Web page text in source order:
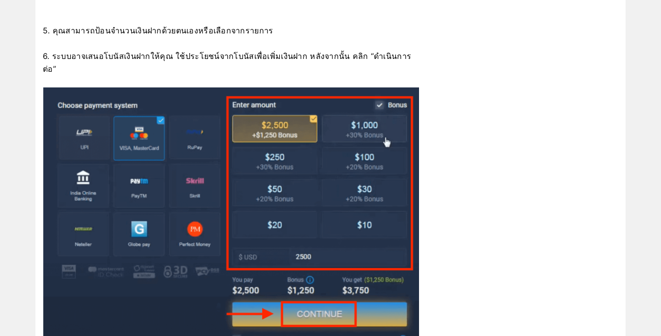
5. คุณสามารถป้อนจำนวนเงินฝากด้วยตนเองหรือเลือกจากรายการ
6. ระบบอาจเสนอโบนัสเงินฝากให้คุณ ใช้ประโยชน์จากโบนัสเพื่อเพิ่มเงินฝาก หลังจากนั้น คลิก “ดำเนินการ
ต่อ”